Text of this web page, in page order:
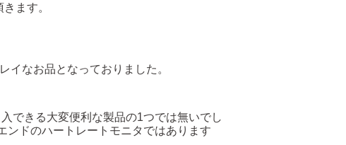
ます。
イなお品となっておりました。
できる大変便利な製品の1つでは無いでし
ンドのハートレートモニタではあります